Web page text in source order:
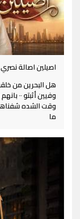
اصيلين اصالة نصري
ما